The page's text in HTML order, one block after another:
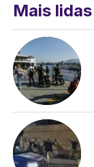
Mais lidas